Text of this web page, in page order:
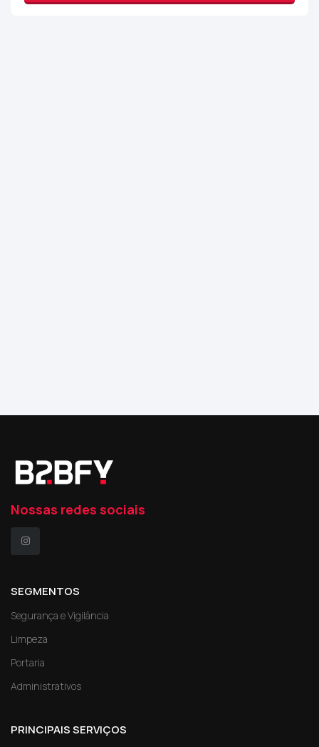
Nossas redes sociais
SEGMENTOS
Segurança e Vigilância
Limpeza
Portaria
Administrativos
PRINCIPAIS SERVIÇOS